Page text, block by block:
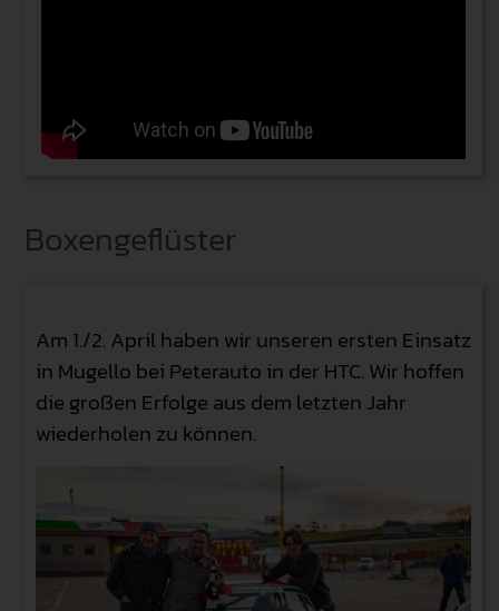
Boxengeflüster
Am 1./2. April haben wir unseren ersten Einsatz
in Mugello bei Peterauto in der HTC. Wir hoffen
die großen Erfolge aus dem letzten Jahr
wiederholen zu können.